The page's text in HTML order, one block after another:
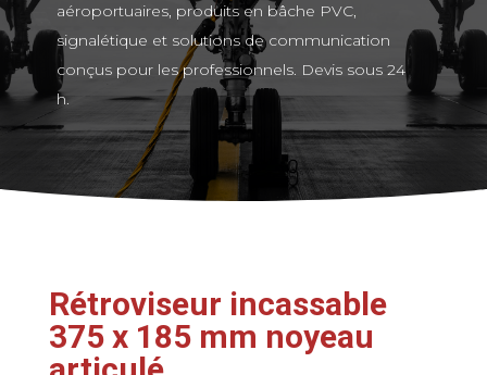
aéroportuaires, produits en bâche PVC,
signalétique et solutions de communication
conçus pour les professionnels. Devis sous 24
h.
Rétroviseur incassable
375 x 185 mm noyeau